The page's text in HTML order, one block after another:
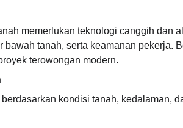
memerlukan teknologi canggih dan
bawah tanah, serta keamanan pekerja.
terowongan modern.
kondisi tanah, kedalaman,